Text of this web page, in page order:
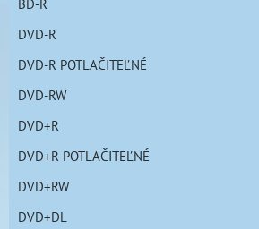
DVD-R
DVD-R POTLAČITEĽNÉ
DVD-RW
DVD+R
DVD+R POTLAČITEĽNÉ
DVD+RW
DVD+DL